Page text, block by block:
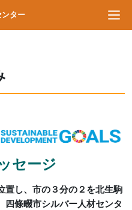
ンター
セージ
置し、市の３分の２を北生駒
四條畷市シルバー人材センタ